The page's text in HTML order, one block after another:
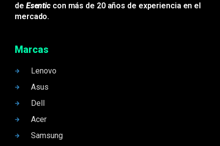
de Esentic con más de 20 años de experiencia en el
mercado.
Marcas
Lenovo
Asus
Dell
Acer
Samsung